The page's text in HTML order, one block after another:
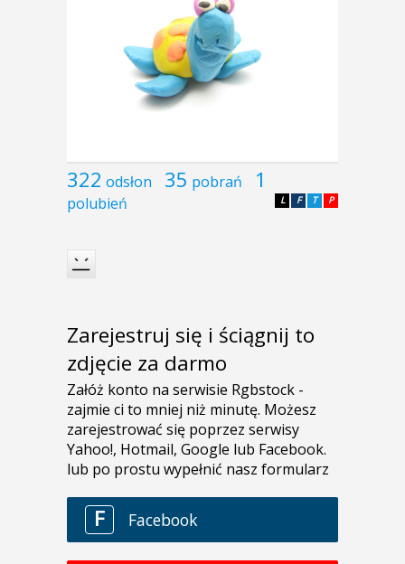
322 odsłon 35 pobrań 1
polubień P
T
F
L
Zarejestruj się i ściągnij to
zdjęcie za darmo